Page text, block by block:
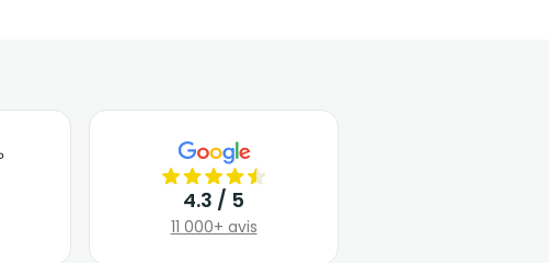
4.3 / 5
11 000+ avis